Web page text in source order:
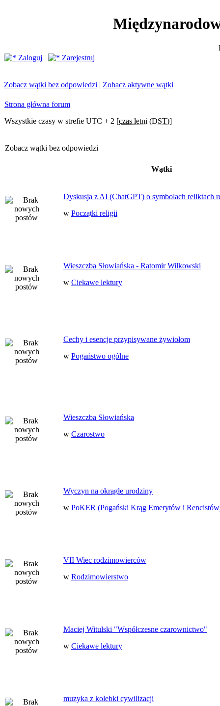
Zaloguj
Zarejestruj
Zobacz wątki bez odpowiedzi | Zobacz aktywne wątki
Strona główna forum
Wszystkie czasy w strefie UTC + 2 [czas letni (DST)]
Zobacz wątki bez odpowiedzi
Wątki
Dyskusja z AI (ChatGPT) o symbolach reliktach
w Początki religii
Wieszczba Słowiańska - Ratomir Wilkowski
w Ciekawe lektury
Cechy i esencje przypisywane żywiołom
w Pogaństwo ogólne
Wieszczba Słowiańska
w Czarostwo
Wyczyn na okrągłe urodziny
w PoKER (Pogański Krąg Emerytów i
VII Wiec rodzimowierców
w Rodzimowierstwo
Maciej Witulski "Współczesne czarownictwo"
w Ciekawe lektury
muzyka z kolebki cywilizacji